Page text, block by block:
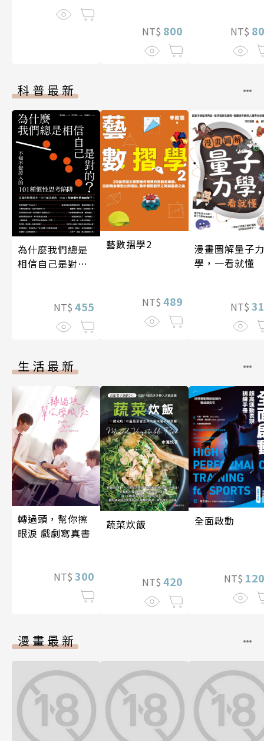
NT$ 800 NT$
科普最新
為什麼我們總是
相信自己是對
NT$ 455
藝數摺學2
NT$ 489
漫畫圖解量子力
學，一看就懂
NT$
生活最新
轉過頭，幫你擦
眼淚 戲劇寫真書
NT$ 300
蔬菜炊飯
NT$ 420
全面啟動
NT$
漫畫最新